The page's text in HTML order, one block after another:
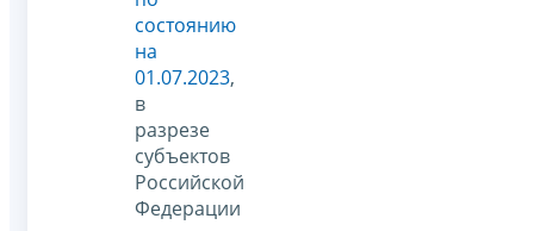
состоянию
на
01.07.2023,
в
разрезе
субъектов
Российской
Федерации